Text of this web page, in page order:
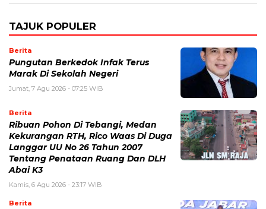
TAJUK POPULER
Berita
Pungutan Berkedok Infak Terus
Marak Di Sekolah Negeri
Jumat, 7 Agu 2026 - 07:25 WIB
Berita
Ribuan Pohon Di Tebangi, Medan
Kekurangan RTH, Rico Waas Di Duga
Langgar UU No 26 Tahun 2007
Tentang Penataan Ruang Dan DLH
Abai K3
Kamis, 6 Agu 2026 - 23:17 WIB
Berita